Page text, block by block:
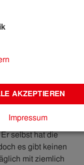
viel Kraft. Es
rauchen. Auch
lacht und
bin.
mache ich etwas
Zurecht tun
fünf Jahren
selbst hat die
es gibt keinen
mit ziemlich
AKZEPTIEREN
Impressum